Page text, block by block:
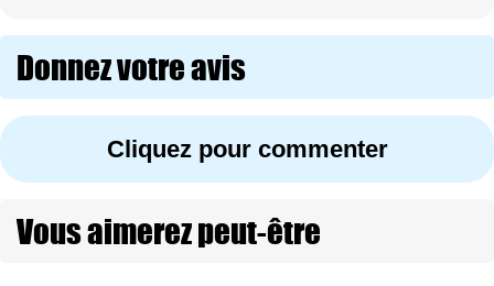
Donnez votre avis
Cliquez pour commenter
Vous aimerez peut-être